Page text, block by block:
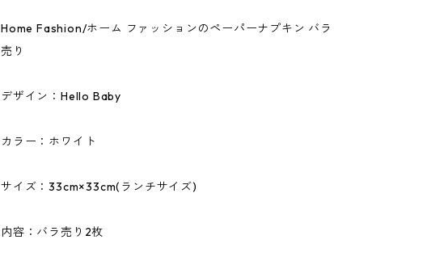
Home Fashion/ホーム ファッションのペーパーナプキン バラ
売り
デザイン：Hello Baby
カラー：ホワイト
サイズ：33cm×33cm(ランチサイズ)
内容：バラ売り2枚